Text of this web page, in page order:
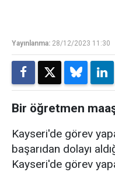
Yayınlanma: 28/12/2023 11:30
Bir öğretmen
Kayseri'de görev
başarıdan dolayı
Kayseri'de görev